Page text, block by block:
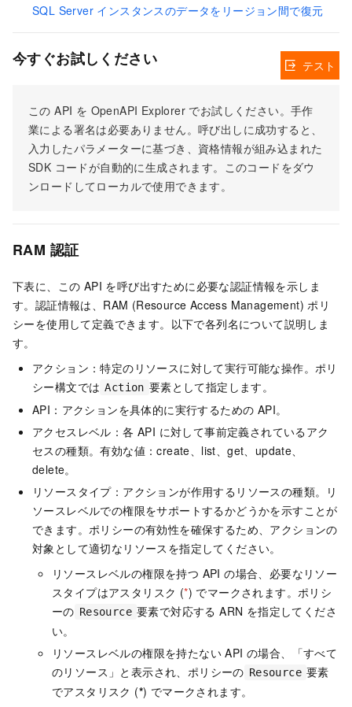
SQL Server インスタンスのデータをリージョン間で復元
今すぐお試しください
この API を OpenAPI Explorer でお試しください。手作
業による署名は必要ありません。呼び出しに成功すると、
入力したパラメーターに基づき、資格情報が組み込まれた
SDK コードが自動的に生成されます。このコードをダウ
ンロードしてローカルで使用できます。
テスト
RAM 認証
下表に、この API を呼び出すために必要な認証情報を示しま
す。認証情報は、RAM (Resource Access Management) ポリ
シーを使用して定義できます。以下で各列名について説明しま
す。
アクション：特定のリソースに対して実行可能な操作。ポリ
シー構文では Action 要素として指定します。
API：アクションを具体的に実行するための API。
アクセスレベル：各 API に対して事前定義されているアク
セスの種類。有効な値：create、list、get、update、
delete。
リソースタイプ：アクションが作用するリソースの種類。リ
ソースレベルでの権限をサポートするかどうかを示すことが
できます。ポリシーの有効性を確保するため、アクションの
対象として適切なリソースを指定してください。
リソースレベルの権限を持つ API の場合、必要なリソー
スタイプはアスタリスク (*) でマークされます。ポリシ
ーの Resource 要素で対応する ARN を指定してくださ
い。
リソースレベルの権限を持たない API の場合、「すべて
のリソース」と表示され、ポリシーの Resource 要素
でアスタリスク (*) でマークされます。